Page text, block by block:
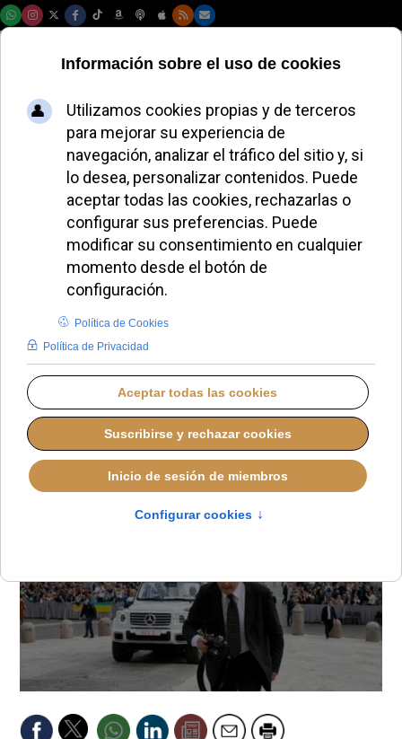
Francesco Sforza se
despide tras 50 años
en el Vaticano: el
fotógrafo que
inmortalizó a tres
papas
JAVIER RUIZ ARREGUI
IDENTIDAD CRISTIANA
VIERNES, 07 NOVIEMBRE 2025 23:25